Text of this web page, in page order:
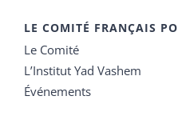
LE COMITÉ FRANÇAIS
Le Comité
L’Institut Yad Vashem
Événements